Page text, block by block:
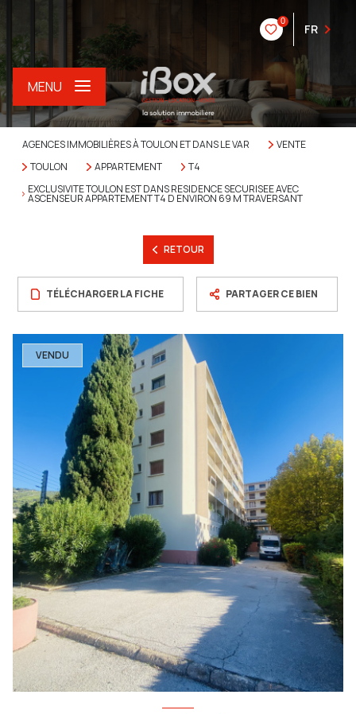
0
FR
MENU
AGENCES IMMOBILIÈRES À TOULON ET DANS LE VAR
VENTE
TOULON
APPARTEMENT
T4
EXCLUSIVITE TOULON EST DANS RESIDENCE SECURISEE AVEC
ASCENSEUR APPARTEMENT T4 D ENVIRON 69 M TRAVERSANT
RETOUR
TÉLÉCHARGER LA FICHE PARTAGER CE BIEN
VENDU